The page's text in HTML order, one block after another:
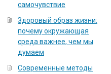
самочувствие
Здоровый образ жизни:
почему окружающая
среда важнее, чем мы
думаем
Современные методы